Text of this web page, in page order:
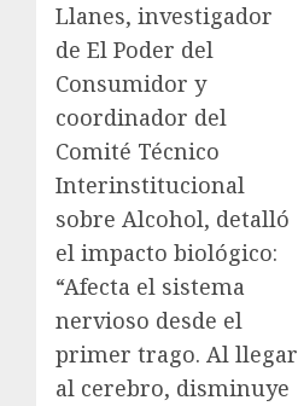
Llanes, investigador
de El Poder del
Consumidor y
coordinador del
Comité Técnico
Interinstitucional
sobre Alcohol, detalló
el impacto biológico:
“Afecta el sistema
nervioso desde el
primer trago. Al llegar
al cerebro, disminuye